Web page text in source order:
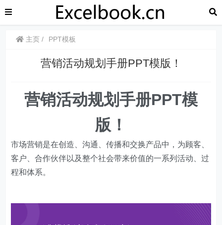
主页 PPT模板
营销活动规划手册PPT模版！
营销活动规划手册PPT模
版！
市场营销是在创造、沟通、传播和交换产品中，为顾客、
客户、合作伙伴以及整个社会带来价值的一系列活动、过
程和体系。